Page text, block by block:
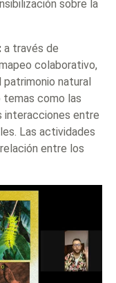
sobre la
a través de
colaborativo,
natural
temas como las
interacciones entre
Las actividades
entre los